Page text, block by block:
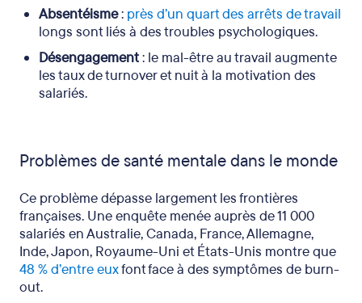
Absentéisme: près d’un quart des arrêts de travail
longs sont liés à des troubles psychologiques.
Désengagement: le mal-être au travail augmente
les taux de turnover et nuit à la motivation des
salariés.
Problèmes de santé mentale dans le monde
Ce problème dépasse largement les frontières
françaises. Une enquête menée auprès de 11 000
salariés en Australie, Canada, France, Allemagne,
Inde, Japon, Royaume-Uni et États-Unis montre que
48 % d’entre euxfont face à des symptômes de burn-
out.